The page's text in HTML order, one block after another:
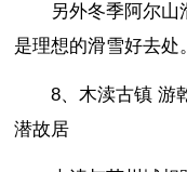
另外冬季阿尔山
是理想的滑雪好去处。
8、木渎古镇 游
潜故居